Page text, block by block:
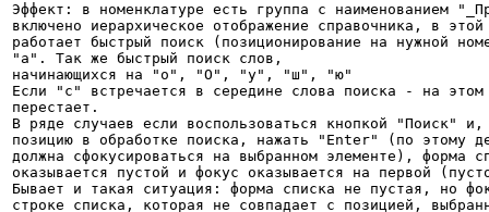
Эффект: в номенклатуре есть группа с наименованием
включено иерархическое отображение справочника, в
работает быстрый поиск (позиционирование на нужной
"а". Так же быстрый поиск слов,
начинающихся на "о", "О", "у", "ш", "ю"
Если "с" встречается в середине слова поиска - на этом
перестает.
В ряде случаев если воспользоваться кнопкой "Поиск" и,
позицию в обработке поиска, нажать "Enter" (по этому
должна сфокусироваться на выбранном элементе), форма
оказывается пустой и фокус оказывается на первой
Бывает и такая ситуация: форма списка не пустая, но
строке списка, которая не совпадает с позицией,